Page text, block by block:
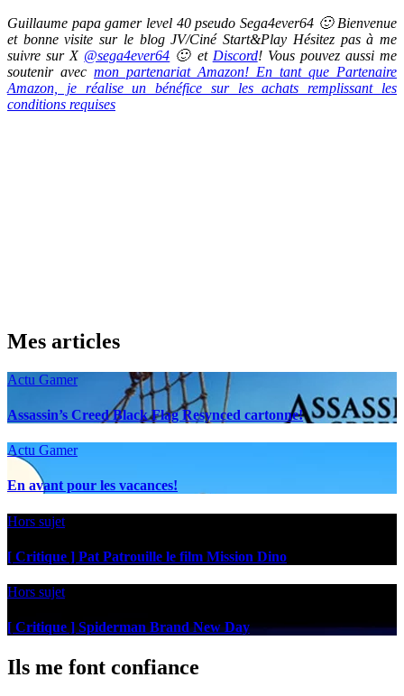
Guillaume papa gamer level 40 pseudo Sega4ever64 🙂 Bienvenue
et bonne visite sur le blog JV/Ciné Start&Play Hésitez pas à me
suivre sur X @sega4ever64 🙂 et Discord! Vous pouvez aussi me
soutenir avec mon partenariat Amazon! En tant que Partenaire
Amazon, je réalise un bénéfice sur les achats remplissant les
conditions requises
Mes articles
Actu Gamer
Assassin’s Creed Black Flag Resynced cartonne!
Actu Gamer
En avant pour les vacances!
Hors sujet
[ Critique ] Pat Patrouille le film Mission Dino
Hors sujet
[ Critique ] Spiderman Brand New Day
Ils me font confiance